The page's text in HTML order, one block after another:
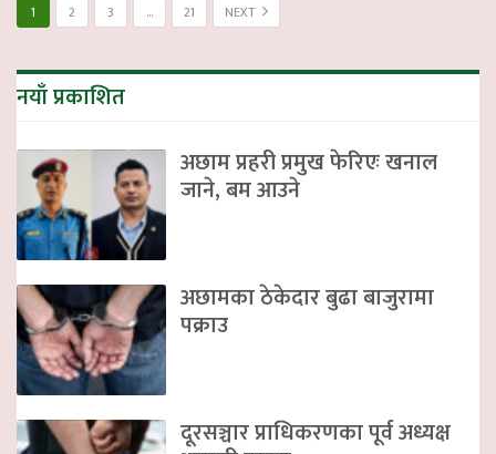
1 2 3 … 21 NEXT
नयाँ प्रकाशित
अछाम प्रहरी प्रमुख फेरिएः खनाल
जाने, बम आउने
अछामका ठेकेदार बुढा बाजुरामा
पक्राउ
दूरसञ्चार प्राधिकरणका पूर्व अध्यक्ष